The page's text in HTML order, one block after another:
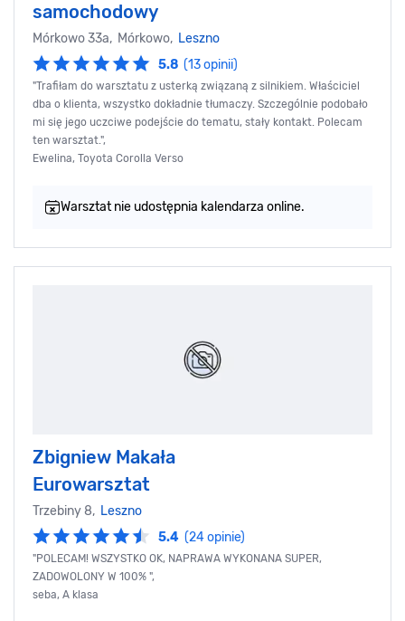
samochodowy
Mórkowo 33a, Mórkowo, Leszno
5.8 (13 opinii)
"Trafiłam do warsztatu z usterką związaną z silnikiem. Właściciel
dba o klienta, wszystko dokładnie tłumaczy. Szczególnie podobało
mi się jego uczciwe podejście do tematu, stały kontakt. Polecam
ten warsztat.",
Ewelina, Toyota Corolla Verso
Warsztat nie udostępnia kalendarza online.
Zbigniew Makała
Eurowarsztat
Trzebiny 8, Leszno
5.4 (24 opinie)
"POLECAM! WSZYSTKO OK, NAPRAWA WYKONANA SUPER,
ZADOWOLONY W 100% ",
seba, A klasa